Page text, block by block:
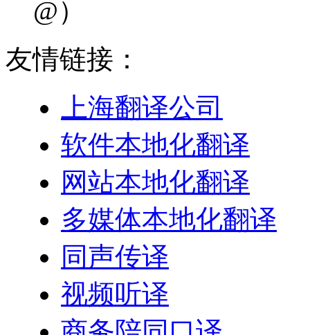
@）
友情链接：
上海翻译公司
软件本地化翻译
网站本地化翻译
多媒体本地化翻译
同声传译
视频听译